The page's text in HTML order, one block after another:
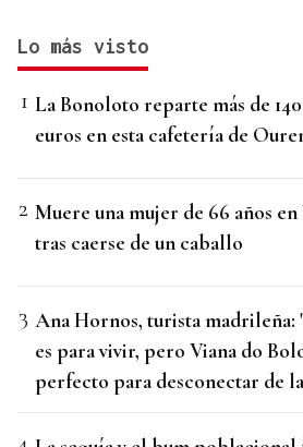
Lo más visto
La Bonoloto reparte más de
euros en esta cafetería de
Muere una mujer de 66 años
tras caerse de un caballo
Ana Hornos, turista madrileña:
es para vivir, pero Viana do
perfecto para desconectar de